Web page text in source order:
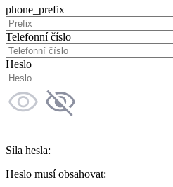
phone_prefix
Telefonní číslo
Heslo
Síla hesla:
Heslo musí obsahovat: